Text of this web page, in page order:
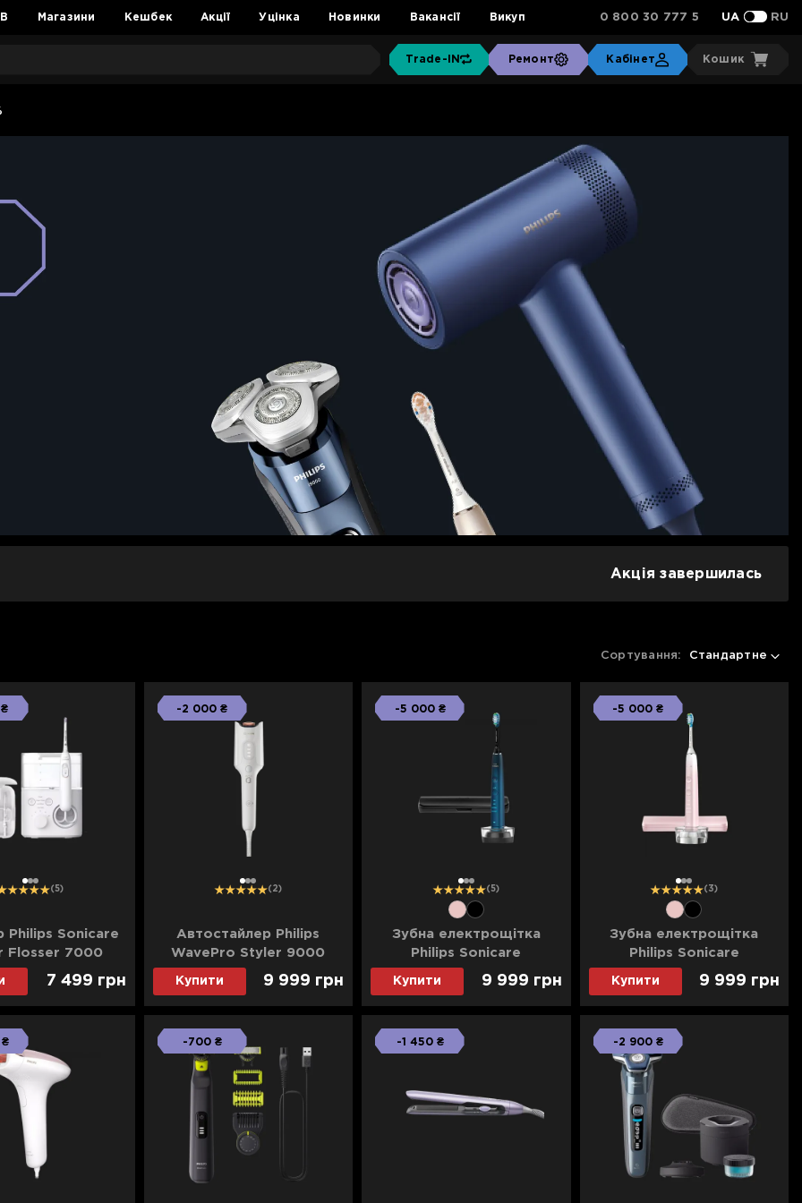
Магазини Кешбек Акції Уцінка Новинки Вакансії Викуп 0 800 30 777 5 UA RU
Trade-IN Ремонт Кабінет Кошик
Акція завершилась
Сортування: Стандартне
123 (5)
Philips Sonicare
Flosser 7000
(White)
7 499 грн
12 3
-2 000 ₴
(2)
Автостайлер Philips
WavePro Styler 9000
Купити 9 999 грн
123
-5 000 ₴
(5)
Зубна електрощітка
Philips Sonicare
DiamondClean Prestige
Купити 9 999 грн
12 3
-5 000 ₴
(3)
Зубна електрощітка
Philips Sonicare
DiamondClean Prestige
Купити 9 999 грн
₴ -700 ₴ -1 450 ₴ -2 900 ₴